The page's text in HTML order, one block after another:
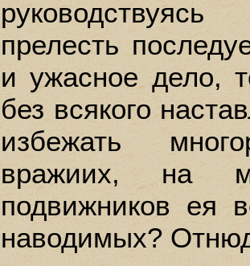
прелесть
и ужасное дело,
без всякого
избежать
вражиих, на
подвижников ея
наводимых?